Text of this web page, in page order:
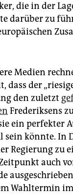
die in der
darüber zu
Medien
dass der
den zuletzt
Frederiksens
ein perfekter
sein könnte. In
Regierung zu
auch
Wahltermin